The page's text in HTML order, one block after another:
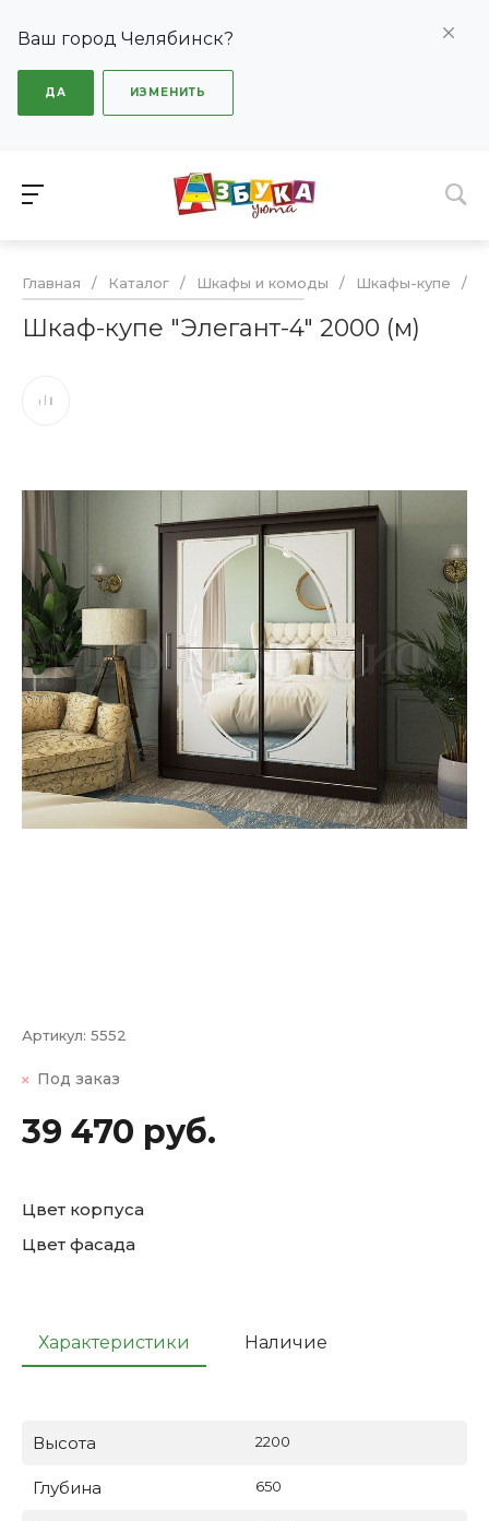
Ваш город Челябинск?
ДА ИЗМЕНИТЬ
Главная / Каталог / Шкафы и комоды / Шкафы-купе /
Шкаф-купе "Элегант-4" 2000 (м)
Артикул: 5552
Под заказ
39 470 руб.
Цвет корпуса
Цвет фасада
Характеристики Наличие
Высота 2200
Глубина 650